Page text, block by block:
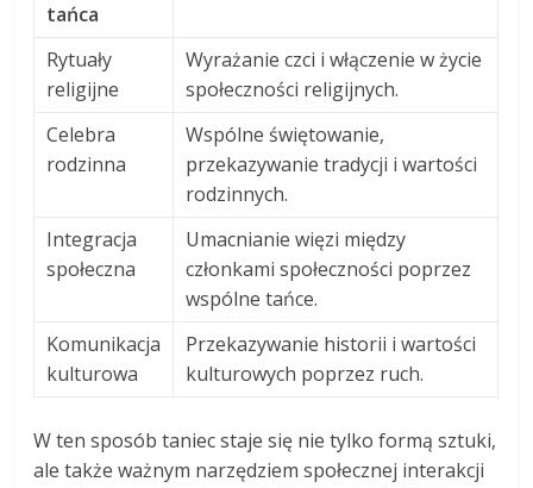
tańca
Rytuały
religijne
Wyrażanie czci i włączenie w życie
społeczności religijnych.
Celebra
rodzinna
Wspólne świętowanie,
przekazywanie tradycji i wartości
rodzinnych.
Integracja
społeczna
Umacnianie więzi między
członkami społeczności poprzez
wspólne tańce.
Komunikacja
kulturowa
Przekazywanie historii i wartości
kulturowych poprzez ruch.
W ten sposób taniec staje się nie tylko formą sztuki,
ale także ważnym narzędziem społecznej interakcji